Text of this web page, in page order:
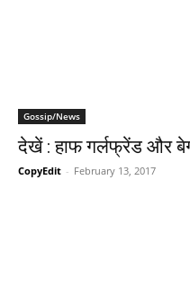
Gossip/News
देखें : हाफ गर्लफ्रेंड और
CopyEdit - February 13, 2017